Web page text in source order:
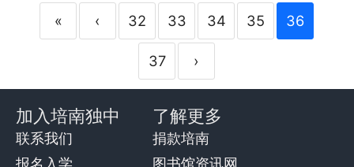
« ‹ 32 33 34 35 36
37 ›
加入培南独中
联系我们
报名入学
了解更多
捐款培南
图书馆资讯网